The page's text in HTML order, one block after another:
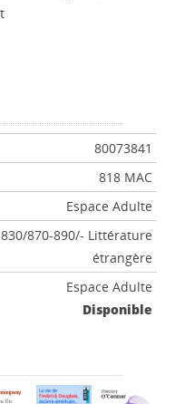
80073841
818 MAC
Espace Adulte
870-890/- Littérature
étrangère
Espace Adulte
Disponible